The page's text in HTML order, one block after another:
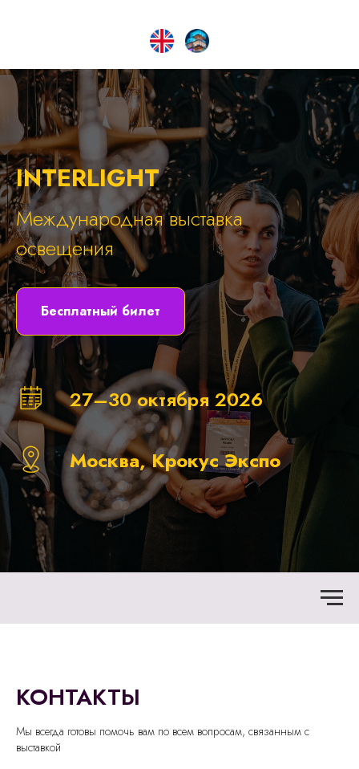
INTERLIGHT
Международная выставка
освещения
Бесплатный билет
27–30 октября 2026
Москва, Крокус Экспо
КОНТАКТЫ
Мы всегда готовы помочь вам по всем вопросам, связанным с
выставкой